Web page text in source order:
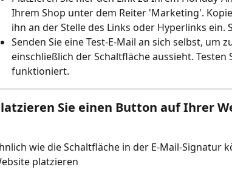
Ihrem Shop unter dem Reiter 'Marketing'.
ihn an der Stelle des Links oder Hyperlinks ein.
Senden Sie eine Test-E-Mail an sich selbst, um
einschließlich der Schaltfläche aussieht. Testen
funktioniert.
Sie einen Button auf Ihrer
wie die Schaltfläche in der E-Mail-Signatur
platzieren